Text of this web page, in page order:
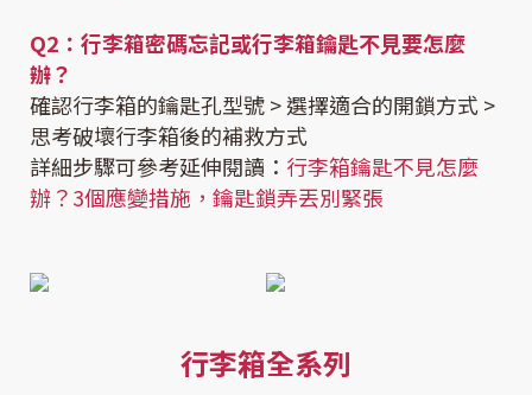
Q2：行李箱密碼忘記或行李箱鑰匙不見要怎麼
辦？
確認行李箱的鑰匙孔型號 > 選擇適合的開鎖方式 >
思考破壞行李箱後的補救方式
詳細步驟可參考延伸閱讀： 行李箱鑰匙不見怎麼
辦？3個應變措施，鑰匙鎖弄丟別緊張
行李箱全系列